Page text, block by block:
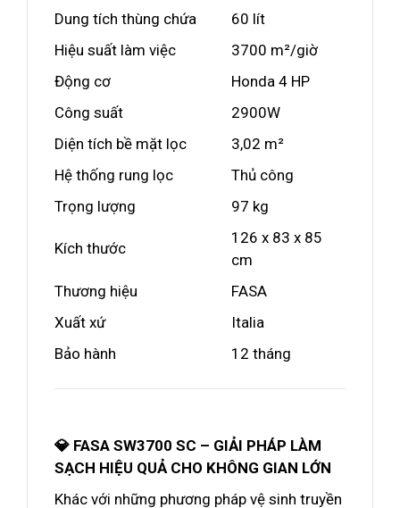
Dung tích thùng chứa
60 lít
Hiệu suất làm việc
3700 m²/giờ
Động cơ
Honda 4 HP
Công suất
2900W
Diện tích bề mặt lọc
3,02 m²
Hệ thống rung lọc
Thủ công
Trọng lượng
97 kg
Kích thước
126 x 83 x 85
cm
Thương hiệu
FASA
Xuất xứ
Italia
Bảo hành
12 tháng
💎 FASA SW3700 SC – GIẢI PHÁP LÀM
SẠCH HIỆU QUẢ CHO KHÔNG GIAN LỚN
Khác với những phương pháp vệ sinh truyền